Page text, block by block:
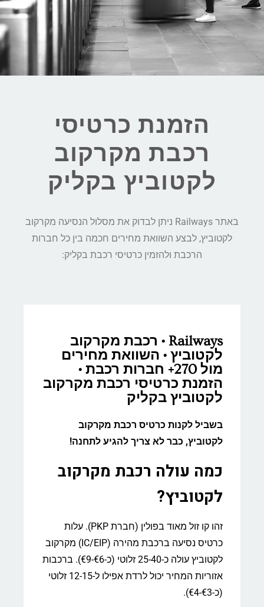
הזמנת כרטיסי
רכבת מקרקוב
לקטוביץ בקליק
באתר Railways ניתן לבדוק את מסלול הנסיעה מקרקוב
לקטוביץ, לבצע השוואת מחירים חכמה בין כל חברות
הרכבת ולהזמין כרטיסי רכבת בקליק:
Railways • רכבת מקרקוב
לקטוביץ • השוואת מחירים
מול 270+ חברות רכבת •
הזמנת כרטיסי רכבת מקרקוב
לקטוביץ בקליק
בשביל לקנות כרטיס רכבת מקרקוב
לקטוביץ, כבר לא צריך להגיע לתחנה!
כמה עולה רכבת מקרקוב
לקטוביץ?
זהו קו זול מאוד בפולין (חברת PKP). עלות
כרטיס נסיעה ברכבת מהירה (IC/EIP) מקרקוב
לקטוביץ עולה כ-25-40 זלוטי (כ-€6-€9). ברכבות
אזוריות המחיר יכול לרדת אפילו ל-12-15 זלוטי
(כ-€3-€4).